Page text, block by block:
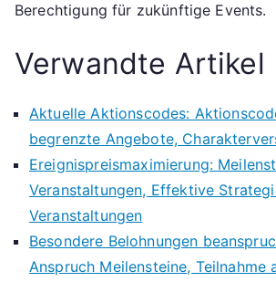
Berechtigung für zukünftige Events.
Verwandte Artikel
Aktuelle Aktionscodes:
begrenzte Angebote,
Ereignispreismaximierung:
Veranstaltungen, Effektive
Veranstaltungen
Besondere Belohnungen
Anspruch Meilensteine, Teilnahme